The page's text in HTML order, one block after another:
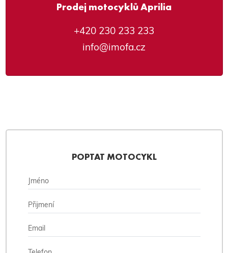
Prodej motocyklů Aprilia
+420 230 233 233
info@imofa.cz
POPTAT MOTOCYKL